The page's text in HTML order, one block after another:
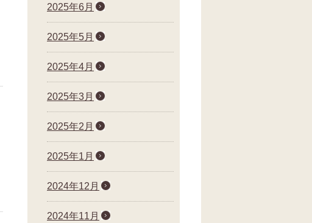
2025年6月
2025年5月
2025年4月
2025年3月
2025年2月
2025年1月
2024年12月
2024年11月